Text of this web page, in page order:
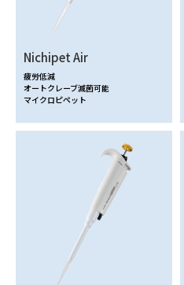
Nichipet Air
疲労低減
オートクレーブ滅菌可能
マイクロピペット